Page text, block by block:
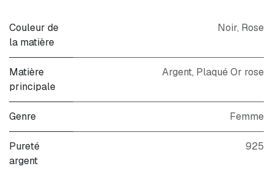
Couleur de
la matière
Noir, Rose
Matière
principale
Argent, Plaqué Or rose
Genre Femme
Pureté
argent
925